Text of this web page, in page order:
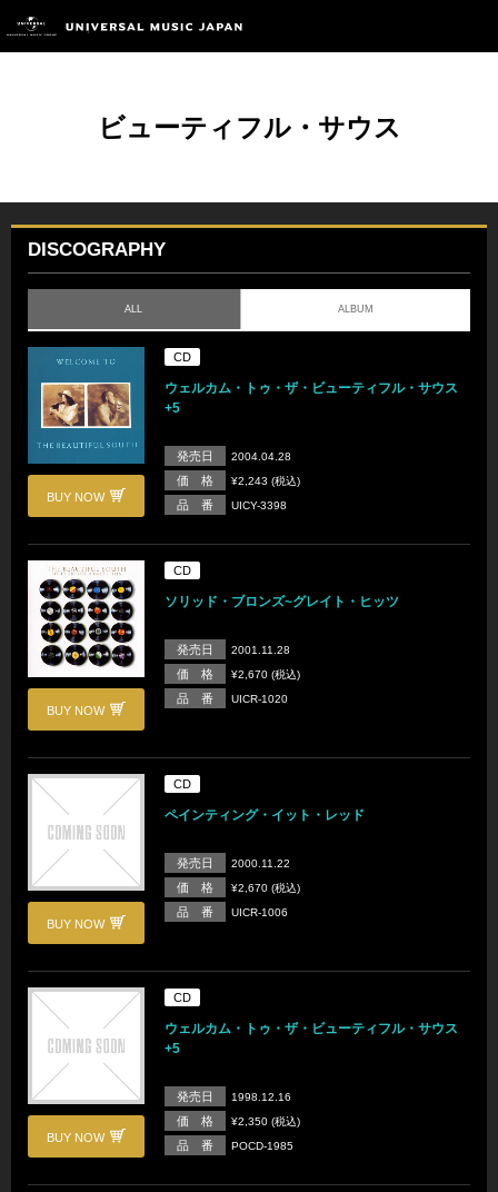
ビューティフル・サウス
DISCOGRAPHY
ALL ALBUM
BUY NOW
CD
ウェルカム・トゥ・ザ・ビューティフル・サウス
+5
発売日 2004.04.28
価 格 ¥2,243 (税込)
品 番 UICY-3398
BUY NOW
CD
ソリッド・ブロンズ~グレイト・ヒッツ
発売日 2001.11.28
価 格 ¥2,670 (税込)
品 番 UICR-1020
BUY NOW
CD
ペインティング・イット・レッド
発売日 2000.11.22
価 格 ¥2,670 (税込)
品 番 UICR-1006
BUY NOW
CD
ウェルカム・トゥ・ザ・ビューティフル・サウス
+5
発売日 1998.12.16
価 格 ¥2,350 (税込)
品 番 POCD-1985